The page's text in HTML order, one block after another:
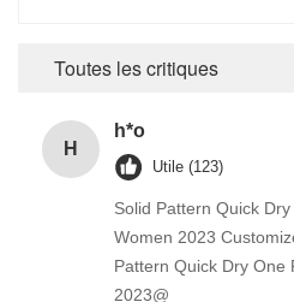
Toutes les critiques
H
h*o
Utile (123)
Solid Pattern Quick
Women 2023
Pattern Quick Dry One
2023@